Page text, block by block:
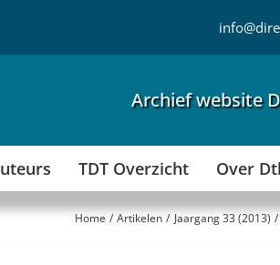
Archief website
TDT Overzicht Over
Home Artikelen Jaargang 33 (2013)